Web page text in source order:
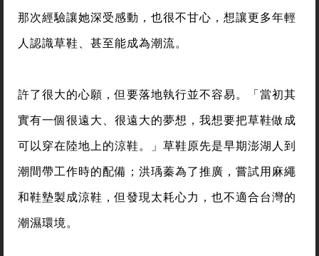
那次經驗讓她深受感動，也很不甘心，想讓更多年輕
人認識草鞋、甚至能成為潮流。
許了很大的心願，但要落地執行並不容易。「當初其
實有一個很遠大、很遠大的夢想，我想要把草鞋做成
可以穿在陸地上的涼鞋。」草鞋原先是早期澎湖人到
潮間帶工作時的配備；洪瑀蓁為了推廣，嘗試用麻繩
和鞋墊製成涼鞋，但發現太耗心力，也不適合台灣的
潮濕環境。